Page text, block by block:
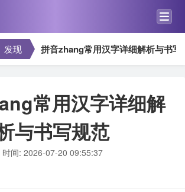
发现 拼音zhang常用汉字详细解析与书写
常用汉字详细解
与书写规范
时间: 2026-07-20 09:55:37